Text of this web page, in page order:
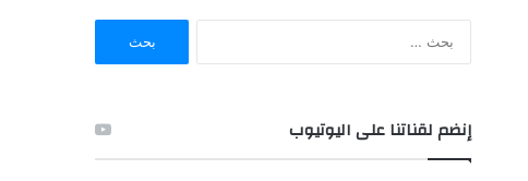
إنضم لقناتنا على اليوتيوب